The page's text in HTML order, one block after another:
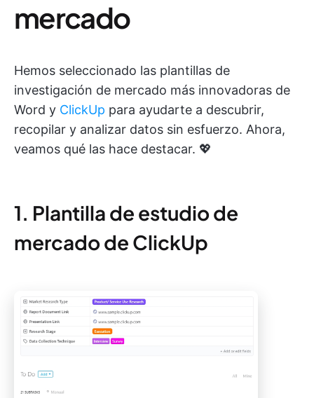
mercado
Hemos seleccionado las plantillas de
investigación de mercado más innovadoras de
Word y ClickUp para ayudarte a descubrir,
recopilar y analizar datos sin esfuerzo. Ahora,
veamos qué las hace destacar. 💖
1. Plantilla de estudio de
mercado de ClickUp